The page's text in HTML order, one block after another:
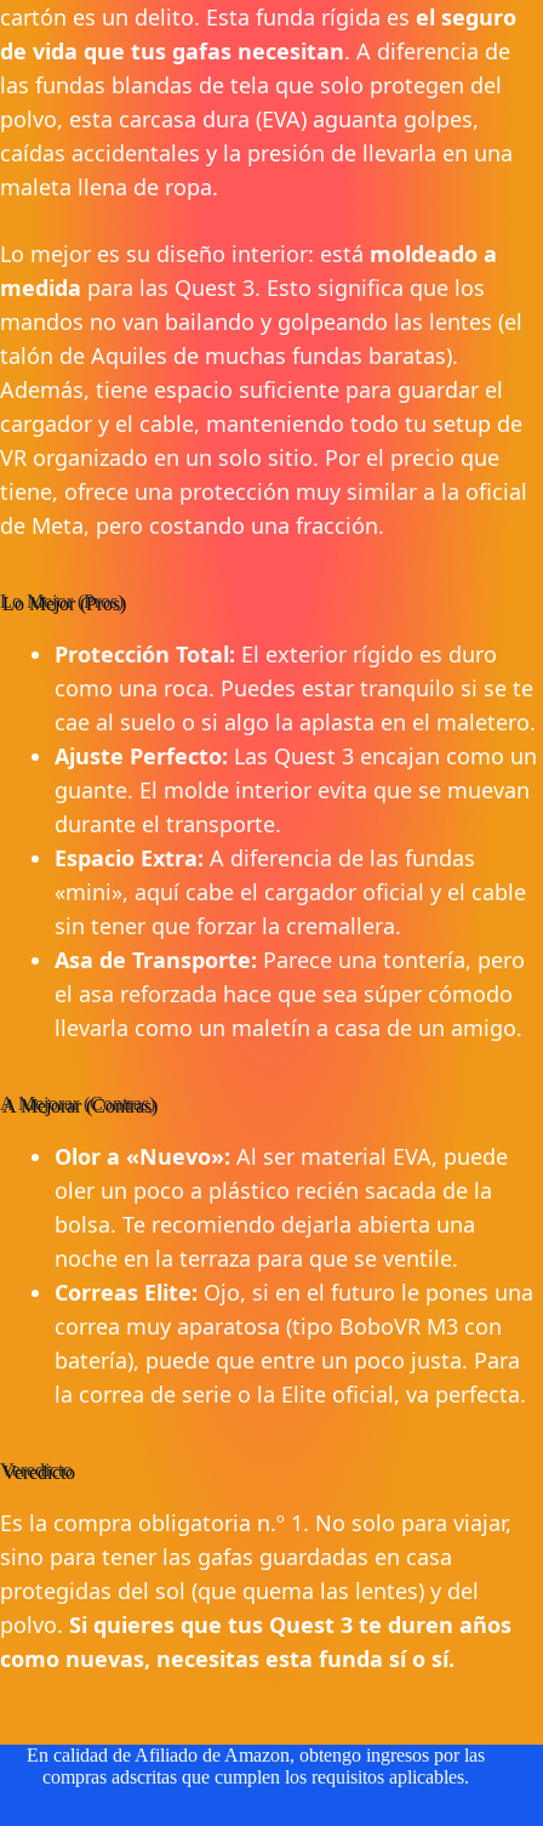
cartón es un delito. Esta funda rígida es el seguro
de vida que tus gafas necesitan. A diferencia de
las fundas blandas de tela que solo protegen del
polvo, esta carcasa dura (EVA) aguanta golpes,
caídas accidentales y la presión de llevarla en una
maleta llena de ropa.
Lo mejor es su diseño interior: está moldeado a
medida para las Quest 3. Esto significa que los
mandos no van bailando y golpeando las lentes (el
talón de Aquiles de muchas fundas baratas).
Además, tiene espacio suficiente para guardar el
cargador y el cable, manteniendo todo tu setup de
VR organizado en un solo sitio. Por el precio que
tiene, ofrece una protección muy similar a la oficial
de Meta, pero costando una fracción.
Lo Mejor (Pros)
Protección Total: El exterior rígido es duro
como una roca. Puedes estar tranquilo si se te
cae al suelo o si algo la aplasta en el maletero.
Ajuste Perfecto: Las Quest 3 encajan como un
guante. El molde interior evita que se muevan
durante el transporte.
Espacio Extra: A diferencia de las fundas
«mini», aquí cabe el cargador oficial y el cable
sin tener que forzar la cremallera.
Asa de Transporte: Parece una tontería, pero
el asa reforzada hace que sea súper cómodo
llevarla como un maletín a casa de un amigo.
A Mejorar (Contras)
Olor a «Nuevo»: Al ser material EVA, puede
oler un poco a plástico recién sacada de la
bolsa. Te recomiendo dejarla abierta una
noche en la terraza para que se ventile.
Correas Elite: Ojo, si en el futuro le pones una
correa muy aparatosa (tipo BoboVR M3 con
batería), puede que entre un poco justa. Para
la correa de serie o la Elite oficial, va perfecta.
Veredicto
Es la compra obligatoria n.º 1. No solo para viajar,
sino para tener las gafas guardadas en casa
protegidas del sol (que quema las lentes) y del
polvo. Si quieres que tus Quest 3 te duren años
como nuevas, necesitas esta funda sí o sí.
En calidad de Afiliado de Amazon, obtengo ingresos por las
compras adscritas que cumplen los requisitos aplicables.